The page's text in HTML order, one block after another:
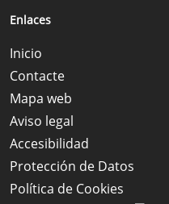
Enlaces
Inicio
Contacte
Mapa web
Aviso legal
Accesibilidad
Protección de Datos
Política de Cookies